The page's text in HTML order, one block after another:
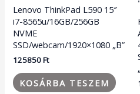
Lenovo ThinkPad L590 15″
i7-8565u/16GB/256GB
NVME
SSD/webcam/1920×1080 „B”
125850Ft
KOSÁRBA TESZEM
„